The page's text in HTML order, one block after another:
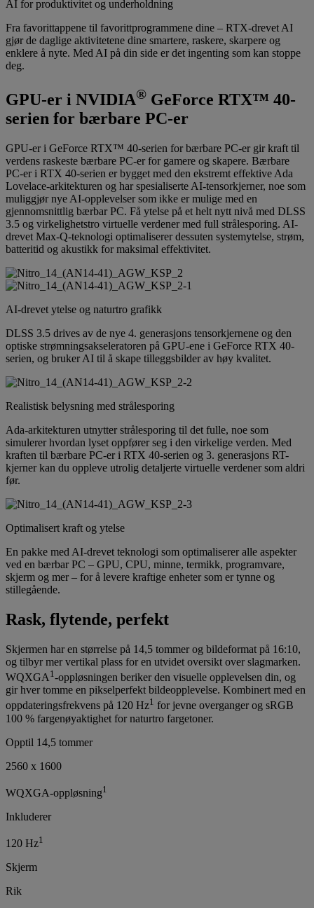
AI for produktivitet og underholdning
Fra favorittappene til favorittprogrammene dine – RTX-drevet AI
gjør de daglige aktivitetene dine smartere, raskere, skarpere og
enklere å nyte. Med AI på din side er det ingenting som kan stoppe
deg.
GPU-er i NVIDIA® GeForce RTX™ 40-
serien for bærbare PC-er
GPU-er i GeForce RTX™ 40-serien for bærbare PC-er gir kraft til
verdens raskeste bærbare PC-er for gamere og skapere. Bærbare
PC-er i RTX 40-serien er bygget med den ekstremt effektive Ada
Lovelace-arkitekturen og har spesialiserte AI-tensorkjerner, noe som
muliggjør nye AI-opplevelser som ikke er mulige med en
gjennomsnittlig bærbar PC. Få ytelse på et helt nytt nivå med DLSS
3.5 og virkelighetstro virtuelle verdener med full strålesporing. AI-
drevet Max-Q-teknologi optimaliserer dessuten systemytelse, strøm,
batteritid og akustikk for maksimal effektivitet.
AI-drevet ytelse og naturtro grafikk
DLSS 3.5 drives av de nye 4. generasjons tensorkjernene og den
optiske strømningsakseleratoren på GPU-ene i GeForce RTX 40-
serien, og bruker AI til å skape tilleggsbilder av høy kvalitet.
Realistisk belysning med strålesporing
Ada-arkitekturen utnytter strålesporing til det fulle, noe som
simulerer hvordan lyset oppfører seg i den virkelige verden. Med
kraften til bærbare PC-er i RTX 40-serien og 3. generasjons RT-
kjerner kan du oppleve utrolig detaljerte virtuelle verdener som aldri
før.
Optimalisert kraft og ytelse
En pakke med AI-drevet teknologi som optimaliserer alle aspekter
ved en bærbar PC – GPU, CPU, minne, termikk, programvare,
skjerm og mer – for å levere kraftige enheter som er tynne og
stillegående.
Rask, flytende, perfekt
Skjermen har en størrelse på 14,5 tommer og bildeformat på 16:10,
og tilbyr mer vertikal plass for en utvidet oversikt over slagmarken.
WQXGA1-oppløsningen beriker den visuelle opplevelsen din, og
gir hver tomme en pikselperfekt bildeopplevelse. Kombinert med en
oppdateringsfrekvens på 120 Hz1 for jevne overganger og sRGB
100 % fargenøyaktighet for naturtro fargetoner.
Opptil 14,5 tommer
2560 x 1600
WQXGA-oppløsning1
Inkluderer
120 Hz1
Skjerm
Rik